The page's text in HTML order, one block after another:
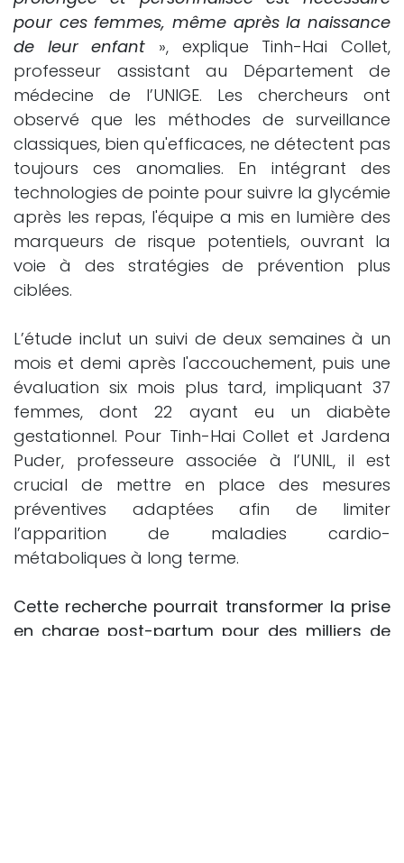
pour ces femmes, même après la naissance
de leur enfant », explique Tinh-Hai Collet,
professeur assistant au Département de
médecine de l’UNIGE. Les chercheurs ont
observé que les méthodes de surveillance
classiques, bien qu'efficaces, ne détectent pas
toujours ces anomalies. En intégrant des
technologies de pointe pour suivre la glycémie
après les repas, l'équipe a mis en lumière des
marqueurs de risque potentiels, ouvrant la
voie à des stratégies de prévention plus
ciblées.
L’étude inclut un suivi de deux semaines à un
mois et demi après l'accouchement, puis une
évaluation six mois plus tard, impliquant 37
femmes, dont 22 ayant eu un diabète
gestationnel. Pour Tinh-Hai Collet et Jardena
Puder, professeure associée à l’UNIL, il est
crucial de mettre en place des mesures
préventives adaptées afin de limiter
l’apparition de maladies cardio-
métaboliques à long terme.
Cette recherche pourrait transformer la prise
en charge post-partum pour des milliers de